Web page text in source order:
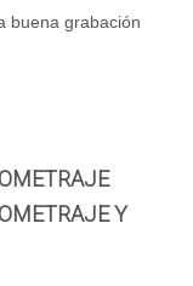
buena grabación
Y